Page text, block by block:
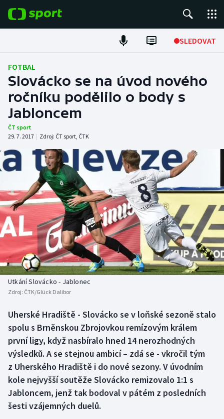
SLEDOVAT
Fotbal
Hokej
Tenis
Atletika
Cyklistika
DALŠÍ SPORTY
Americký fotbal
Baseball a softbal
Basketbal
Biatlon
Box
Curling
Dostihy
Florbal
NEPŘEHLÉDNĚTE
Soutěže
Historické návraty
Aplikace ČT sport
FOTBAL
Slovácko se na úvod nového
ročníku podělilo o body s
Jabloncem
ČT sport
29. 7. 2017 | Zdroj: ČT sport, ČTK
Utkání Slovácko - Jablonec
Zdroj: ČTK/Glück Dalibor
Uherské Hradiště - Slovácko se v loňské sezoně stalo
spolu s Brněnskou Zbrojovkou remízovým králem
první ligy, když nasbíralo hned 14 nerozhodných
výsledků. A se stejnou ambicí – zdá se - vkročil tým
z Uherského Hradiště i do nové sezony. V úvodním
kole nejvyšší soutěže Slovácko remizovalo 1:1 s
Jabloncem, jenž tak bodoval v pátém z posledních
šesti vzájemných duelů.